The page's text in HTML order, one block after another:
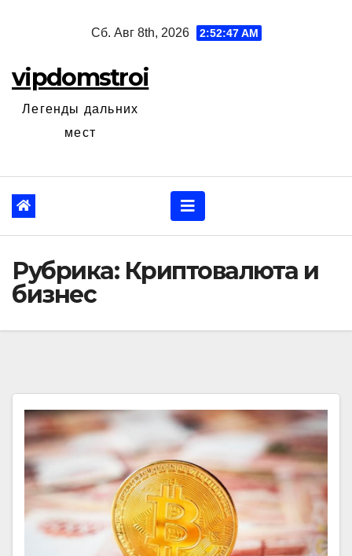
Сб. Авг 8th, 2026 2:52:48 AM
vipdomstroi
Легенды дальних
мест
Рубрика: Криптовалюта и
бизнес